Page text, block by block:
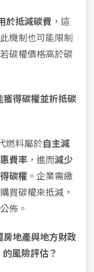
於抵減碳費 ，這
機制也可能限制
碳權價格高於碳
獲得碳權並折抵碳
燃料屬於自主減
費率 ，進而減少
碳權 。企業需繳
買碳權來抵減，
佈。
地產與地方財政
風險評估？